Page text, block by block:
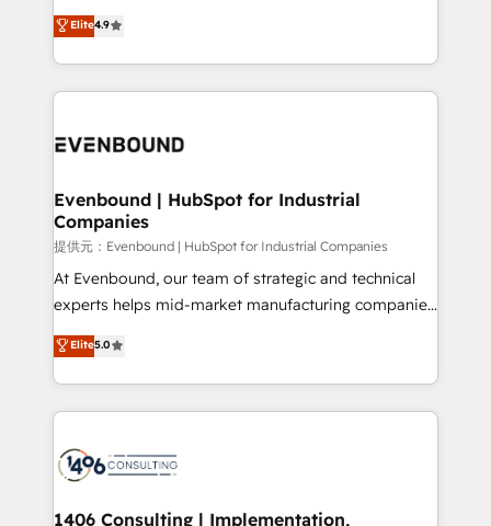
actually runs, and architect solutions that make
technology work harder — so their people don't
thinkers. We blend strategy, design, and
development—always fueled by curiosity—to turn
ideas, opportunities, and challenges into meaningful
experiences. To us, technology is more than just
and—most importantly—simple. That’s why we lean
products and strategies that actually make a
difference.
Elite4.9
Evenbound | HubSpot for Industrial
Companies
提供元：Evenbound | HubSpot for Industrial Companies
At Evenbound, our team of strategic and technical
experts helps mid-market manufacturing companies
achieve real growth. We specialize in delivering
tailored solutions that drive results by leveraging
HubSpot’s platform and data to fuel success.
Technical Solutions: - HubSpot Technical Consulting -
Onboarding - Data Migration & Integrations -
Revenue Operations - Inbound Marketing -
Elite5.0
1406 Consulting | Implementation,